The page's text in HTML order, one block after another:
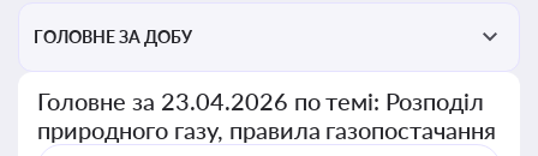
ГОЛОВНЕ ЗА ДОБУ
Головне за 23.04.2026 по темі: Розподіл
природного газу, правила газопостачання